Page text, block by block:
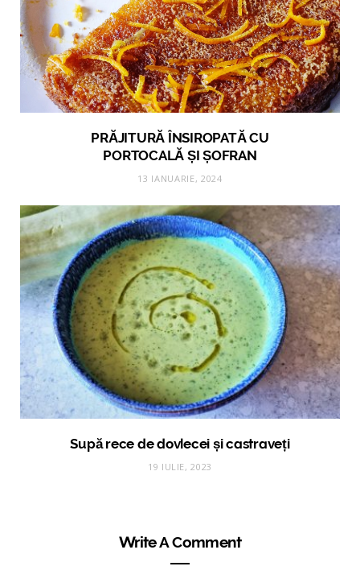
PRĂJITURĂ ÎNSIROPATĂ CU
PORTOCALĂ ȘI ȘOFRAN
13 IANUARIE, 2024
Supă rece de dovlecei și castraveți
19 IULIE, 2023
Write A Comment